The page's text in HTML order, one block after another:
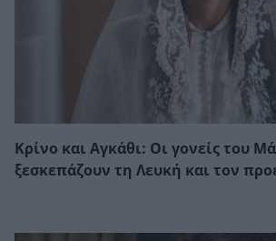
Κρίνο και Αγκάθι: Οι γονείς του
ξεσκεπάζουν τη Λευκή και τον